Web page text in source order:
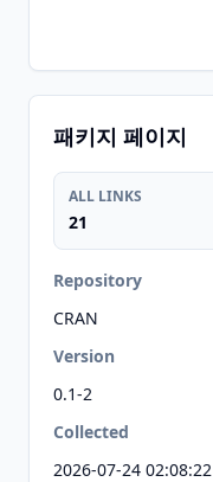
패키지 페이지
ALL LINKS
21
Repository
CRAN
Version
0.1-2
Collected
2026-07-24 02:08:22